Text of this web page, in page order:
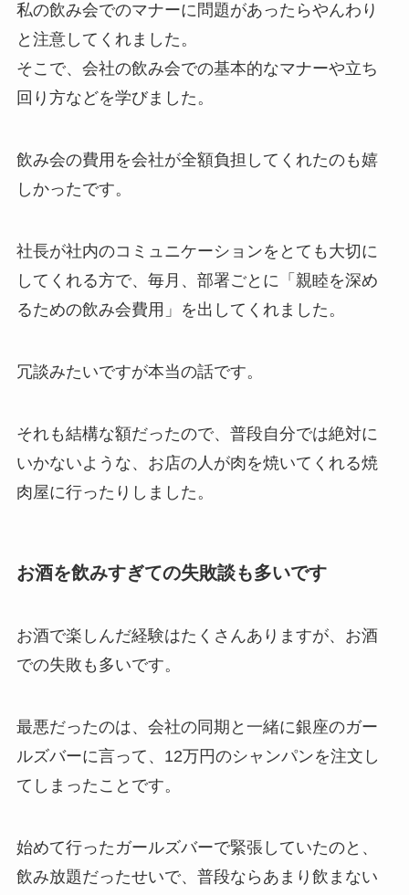
私の飲み会でのマナーに問題があったらやんわり
と注意してくれました。
そこで、 会社の飲み会での基本的なマナーや立ち
回り方などを学びました。
飲み会の費用を会社が全額負担してくれたのも嬉
しかったです。
社長が社内のコミュニケーションをとても大切に
してくれる方で、 毎月、部署ごとに「親睦を深め
るための飲み会費用」を出してくれました。
冗談みたいですが本当の話です。
それも結構な額だったので、普段自分では絶対に
いかないような、お店の人が肉を焼いてくれる焼
肉屋に行ったりしました。
お酒を飲みすぎての失敗談も多いです
お酒で楽しんだ経験はたくさんありますが、お酒
での失敗も多いです。
最悪だったのは、会社の同期と一緒に銀座のガー
ルズバーに言って、 12万円のシャンパンを注文し
てしまったことです。
始めて行ったガールズバーで緊張していたのと、
飲み放題だったせいで、普段ならあまり飲まない